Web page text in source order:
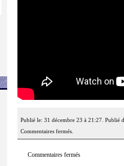
Publié le: 31 décembre 23 à 21:27. Publié
Commentaires fermés.
Commentaires fermés